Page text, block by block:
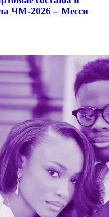
ЧМ-2026 – Месси